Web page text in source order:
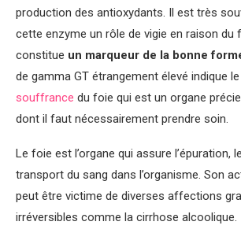
production des antioxydants. Il est très
cette enzyme un rôle de vigie en raison du
constitue un marqueur de la bonne
de gamma GT étrangement élevé indique
souffrance du foie qui est un organe
dont il faut nécessairement prendre soin.
Le foie est l’organe qui assure l’épuration,
transport du sang dans l’organisme. Son
peut être victime de diverses affections
irréversibles comme la cirrhose alcoolique.